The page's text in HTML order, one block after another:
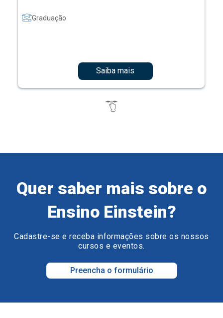
Graduação
Saiba mais
Quer saber mais sobre o
Ensino Einstein?
Cadastre-se e receba informações sobre os nossos
cursos e eventos.
Preencha o formulário